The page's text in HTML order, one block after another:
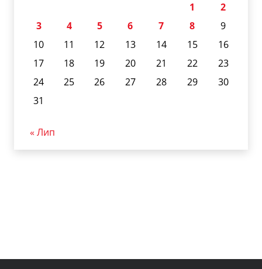
1
2
3
4 5 6 7 8
9
10
11 12 13 14 15
16
17
18 19 20 21 22
23
24
25 26 27 28 29
30
31
« Лип